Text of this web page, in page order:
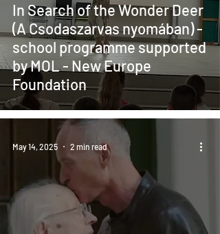
In Search of the Wonder Deer
(A Csodaszarvas nyomában) -
school programme supported
by MOL - New Europe
Foundation
May 14, 2025 2 min read